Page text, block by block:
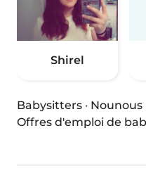
Shirel
Babysitters · Nounous
Offres d'emploi de